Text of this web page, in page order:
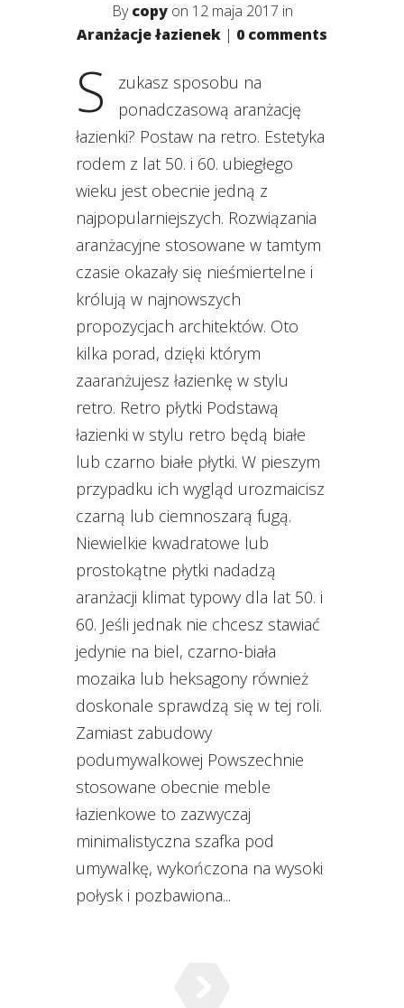
Bycopyon 12 maja 2017 in
Aranżacje łazienek | 0 comments
S
zukasz sposobu na
ponadczasową aranżację
łazienki? Postaw na retro. Estetyka
rodem z lat 50. i 60. ubiegłego
wieku jest obecnie jedną z
najpopularniejszych. Rozwiązania
aranżacyjne stosowane w tamtym
czasie okazały się nieśmiertelne i
królują w najnowszych
propozycjach architektów. Oto
kilka porad, dzięki którym
zaaranżujesz łazienkę w stylu
retro. Retro płytki Podstawą
łazienki w stylu retro będą białe
lub czarno białe płytki. W pieszym
przypadku ich wygląd urozmaicisz
czarną lub ciemnoszarą fugą.
Niewielkie kwadratowe lub
prostokątne płytki nadadzą
aranżacji klimat typowy dla lat 50. i
60. Jeśli jednak nie chcesz stawiać
jedynie na biel, czarno-biała
mozaika lub heksagony również
doskonale sprawdzą się w tej roli.
Zamiast zabudowy
podumywalkowej Powszechnie
stosowane obecnie meble
łazienkowe to zazwyczaj
minimalistyczna szafka pod
umywalkę, wykończona na wysoki
połysk i pozbawiona...